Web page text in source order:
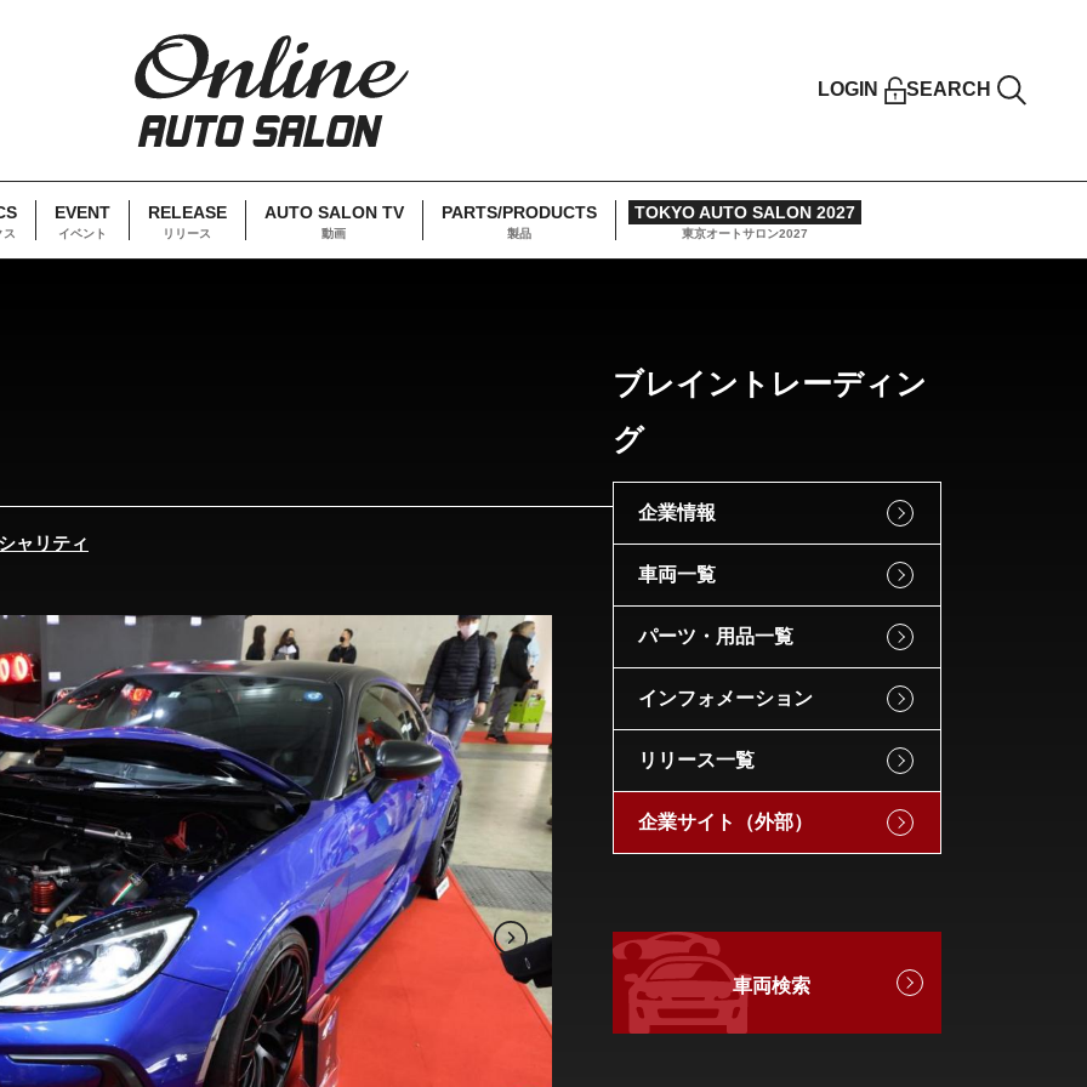
LOGIN SEARCH
ス
EVENT
イベント
RELEASE
リリース
AUTO SALON TV
動画
PARTS/PRODUCTS
製品
TOKYO AUTO SALON 2027
東京オートサロン2027
ャリティ
ブレイントレーディン
グ
企業情報
車両一覧
パーツ・用品一覧
インフォメーション
リリース一覧
企業サイト（外部）
車両検索